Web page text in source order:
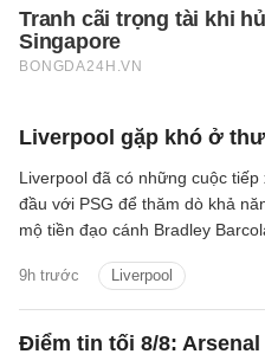
Liverpool gặp khó ở
9h trước Liverpool
Liverpool đã có những cuộc tiếp
đầu với PSG để thăm dò khả
mộ tiền đạo cánh Bradley
hai CLB đang là trở ngại lớn đối
thương vụ này.
Điểm tin tối 8/8: